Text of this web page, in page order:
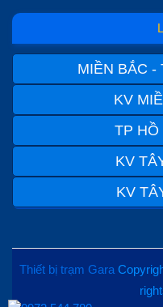
MIỀN BẮC -
KV
TP HỒ
KV
KV
Thiết bị trạm Gara